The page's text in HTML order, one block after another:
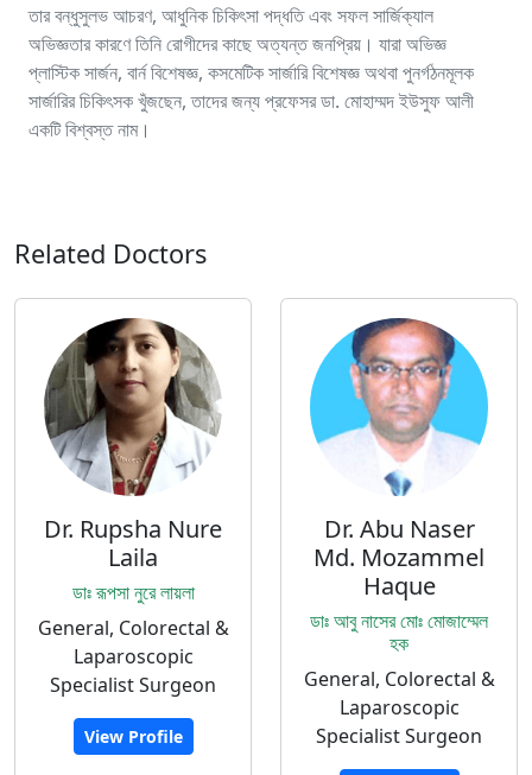
তার বন্ধুসুলভ আচরণ, আধুনিক চিকিৎসা পদ্ধতি এবং সফল সার্জিক্যাল
অভিজ্ঞতার কারণে তিনি রোগীদের কাছে অত্যন্ত জনপ্রিয়। যারা অভিজ্ঞ
প্লাস্টিক সার্জন, বার্ন বিশেষজ্ঞ, কসমেটিক সার্জারি বিশেষজ্ঞ অথবা পুনর্গঠনমূলক
সার্জারির চিকিৎসক খুঁজছেন, তাদের জন্য প্রফেসর ডা. মোহাম্মদ ইউসুফ আলী
একটি বিশ্বস্ত নাম।
Related Doctors
Dr. Rupsha Nure
Laila
ডাঃ রূপসা নুরে লায়লা
General, Colorectal &
Laparoscopic
Specialist Surgeon
View Profile
Dr. Abu Naser
Md. Mozammel
Haque
ডাঃ আবু নাসের মোঃ মোজাম্মেল
হক
General, Colorectal &
Laparoscopic
Specialist Surgeon